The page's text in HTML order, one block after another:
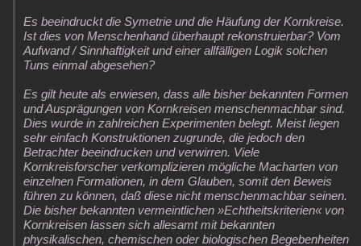
Es beeindruckt die Symetrie und die Häufung der Kornkreise.
Ist dies von Menschenhand überhaupt rekonstruierbar? Vom
Aufwand / Sinnhaftigkeit und einer allfälligen Logik solchen
Tuns einmal abgesehen?
Es gilt heute als erwiesen, dass alle bisher bekannten Formen
und Ausprägungen von Kornkreisen menschenmachbar sind.
Dies wurde in zahlreichen Experimenten belegt. Meist liegen
sehr einfach Konstruktionen zugrunde, die jedoch den
Betrachter beeindrucken und verwirren. Viele
Kornkreisforscher verkomplizieren mögliche Macharten von
einzelnen Formationen, in dem Glauben, somit den Beweis
führen zu können, daß diese nicht menschenmachbar seinen.
Die bisher bekannten vermeintlichen »Echtheitskriterien« von
Kornkreisen lassen sich allesamt mit bekannten
physikalischen, chemischen oder biologischen Begebenheiten